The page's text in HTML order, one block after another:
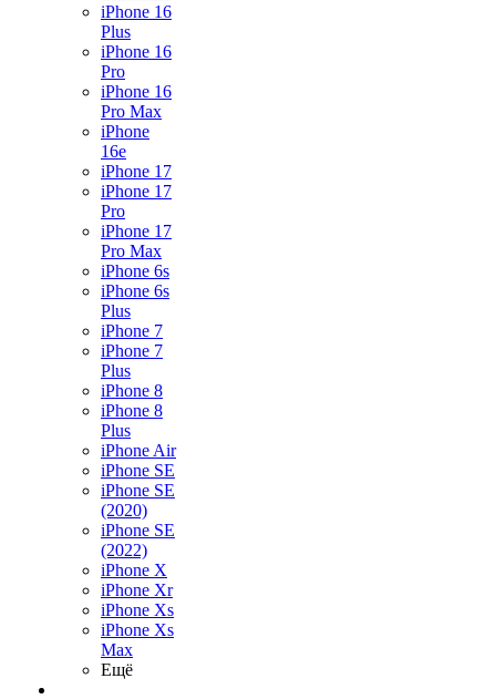
iPhone 16
Plus
iPhone 16
Pro
iPhone 16
Pro Max
iPhone
16e
iPhone 17
iPhone 17
Pro
iPhone 17
Pro Max
iPhone 6s
iPhone 6s
Plus
iPhone 7
iPhone 7
Plus
iPhone 8
iPhone 8
Plus
iPhone Air
iPhone SE
iPhone SE
(2020)
iPhone SE
(2022)
iPhone X
iPhone Xr
iPhone Xs
iPhone Xs
Max
Ещё